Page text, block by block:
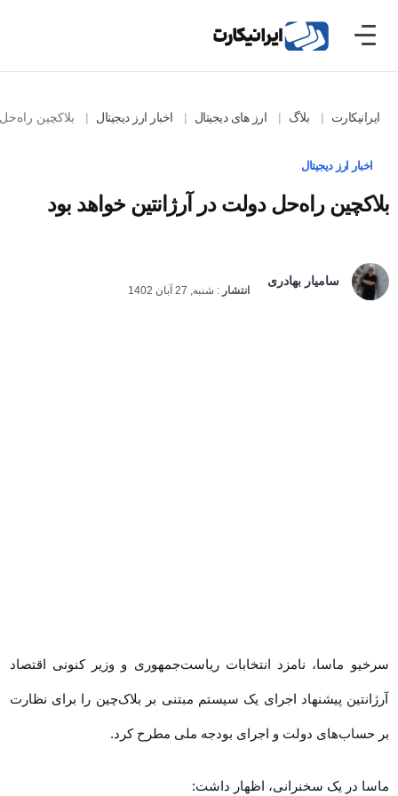
ایرانیکارت بلاگ ارز های دیجیتال اخبار ارز دیجیتال بلاکچین راه‌حل
اخبار ارز دیجیتال
بلاکچین راه‌حل دولت در آرژانتین خواهد بود
سامیار بهادری انتشار: شنبه, 27 آبان 1402
سرخیو ماسا، نامزد انتخابات ریاست‌جمهوری و وزیر کنونی اقتصاد آرژانتین
پیشنهاد اجرای یک سیستم مبتنی بر بلاک‌چین را برای نظارت بر حساب‌های
دولت و اجرای بودجه ملی مطرح کرد.
ماسا در یک سخنرانی، اظهار داشت: